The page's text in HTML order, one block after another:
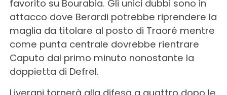
favorito su Bourabia. Gli unici dubbi sono in
attacco dove Berardi potrebbe riprendere la
maglia da titolare al posto di Traoré mentre
come punta centrale dovrebbe rientrare
Caputo dal primo minuto nonostante la
doppietta di Defrel.